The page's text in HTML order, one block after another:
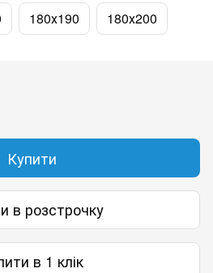
180х190 180х200
Купити
в розстрочку
в 1 клік